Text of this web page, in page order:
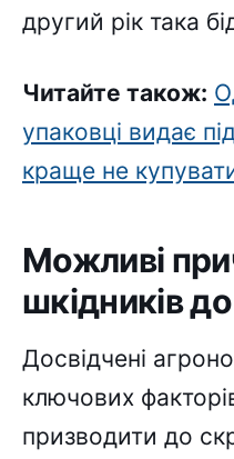
другий рік така
Читайте також:
упаковці видає
краще не
Можливі
шкідників
Досвідчені
ключових
призводити до